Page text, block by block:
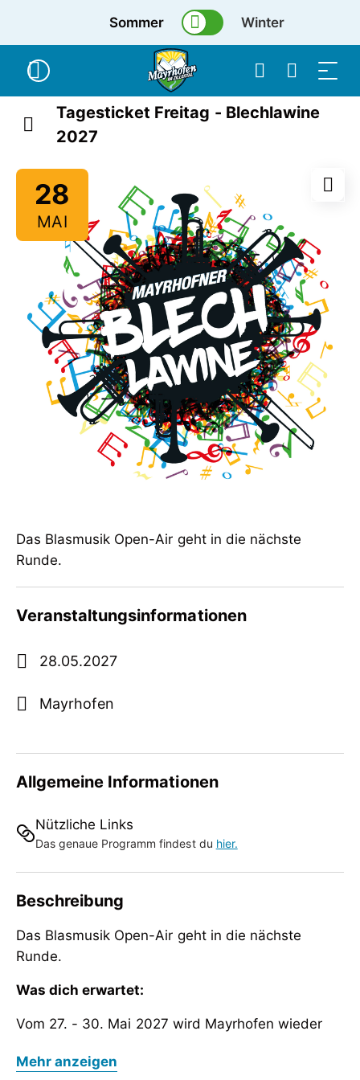
Sommer Winter
Tagesticket Freitag - Blechlawine
2027
28
MAI
Das Blasmusik Open-Air geht in die nächste
Runde.
Veranstaltungsinformationen
28.05.2027
Mayrhofen
Allgemeine Informationen
Nützliche Links
Das genaue Programm findest du hier.
Beschreibung
Das Blasmusik Open-Air geht in die nächste
Runde.
Was dich erwartet:
Vom 27. - 30. Mai 2027 wird Mayrhofen wieder
und beliebte Musikgruppen aus allen
Runde.
Mehr anzeigen